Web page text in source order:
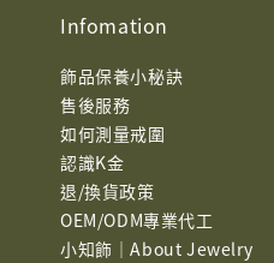
Infomation
飾品保養小秘訣
售後服務
如何測量戒圍
認識K金
退/換貨政策
OEM/ODM專業代工
小知飾｜About Jewelry